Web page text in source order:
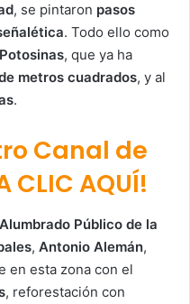
, se pintaron pasos
. Todo ello como
, que ya ha
metros cuadrados, y al
.
Canal de
AQUÍ!
Público de la
, Antonio Alemán,
en esta zona con el
, reforestación con